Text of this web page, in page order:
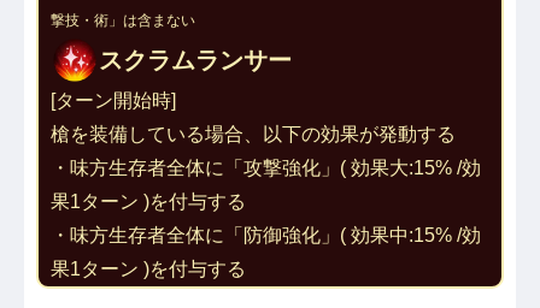
撃技・術」は含まない
スクラムランサー
[ターン開始時]
槍を装備している場合、以下の効果が発動する
・味方生存者全体に「攻撃強化」( 効果大:15% /効
果1ターン )を付与する
・味方生存者全体に「防御強化」( 効果中:15% /効
果1ターン )を付与する